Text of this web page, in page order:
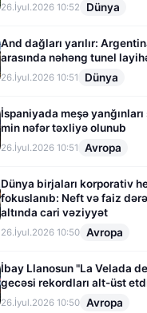
26.İyul.2026 10:52 Dünya
And dağları yarılır:
arasında nəhəng tunel
26.İyul.2026 10:51 Dünya
İspaniyada meşə
min nəfər təxliyə olunub
26.İyul.2026 10:51 Avropa
Dünya birjaları korporativ
fokuslanıb: Neft və faiz
altında cari vəziyyət
26.İyul.2026 10:50 Avropa
İbay Llanosun "La Velada
gecəsi rekordları alt-üst
26.İyul.2026 10:50 Avropa